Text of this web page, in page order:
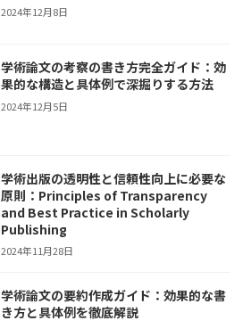
2024年12月8日
学術論文の考察の書き方完全ガイド：効
果的な構造と具体例で深掘りする方法
2024年12月5日
学術出版の透明性と信頼性向上に必要な
原則：Principles of Transparency
and Best Practice in Scholarly
Publishing
2024年11月28日
学術論文の要約作成ガイド：効果的な書
き方と具体例を徹底解説